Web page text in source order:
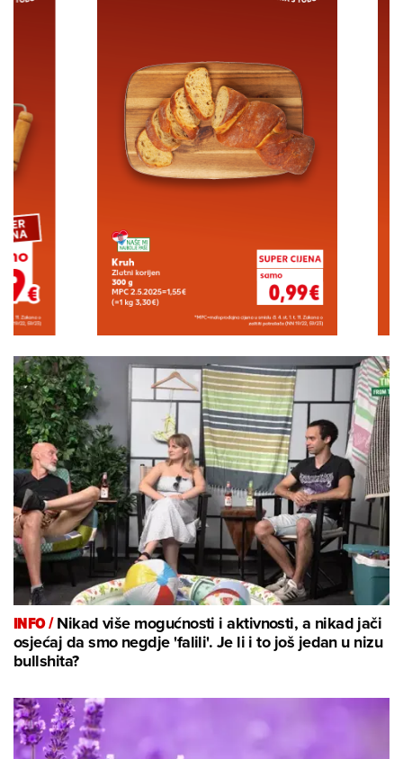
INFO /Nikad više mogućnosti i aktivnosti, a nikad jači
osjećaj da smo negdje 'falili'. Je li i to još jedan u nizu
bullshita?